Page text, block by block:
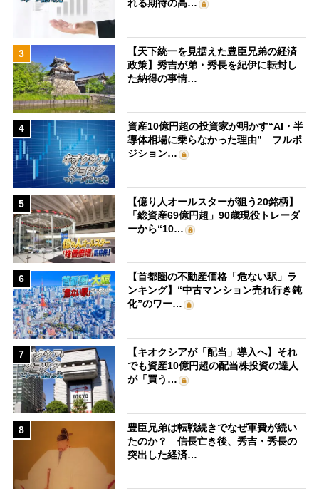
れる期待の高…
3
【天下統一を見据えた豊臣兄弟の経済
政策】秀吉が弟・秀長を紀伊に転封し
た納得の事情…
4
資産10億円超の投資家が明かす“AI・半
導体相場に乗らなかった理由” フルポ
ジション…
5
【億り人オールスターが狙う20銘柄】
「総資産69億円超」90歳現役トレーダ
ーから“10…
6
【首都圏の不動産価格「危ない駅」ラ
ンキング】“中古マンション売れ行き鈍
化”のワー…
7
【キオクシアが「配当」導入へ】それ
でも資産10億円超の配当株投資の達人
が「買う…
8
豊臣兄弟は転戦続きでなぜ軍費が続い
たのか？ 信長亡き後、秀吉・秀長の
突出した経済…